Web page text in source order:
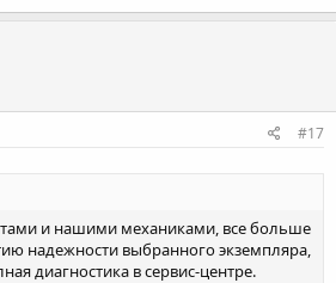
#17
и нашими механиками, все больше
надежности выбранного экземпляра,
диагностика в сервис-центре.